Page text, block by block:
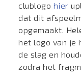
clublogo hier
dat dit
opgemaakt.
het logo van je
de slag en
zodra het